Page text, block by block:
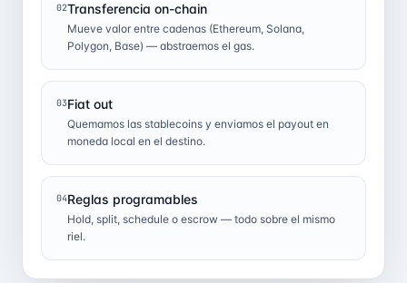
02Transferencia on-chain
Mueve valor entre cadenas (Ethereum, Solana,
Polygon, Base) — abstraemos el gas.
03Fiat out
Quemamos las stablecoins y enviamos el payout en
moneda local en el destino.
04Reglas programables
Hold, split, schedule o escrow — todo sobre el mismo
riel.